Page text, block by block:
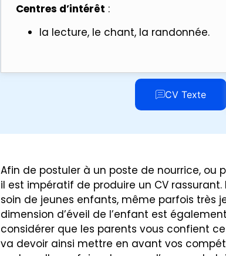
CV Texte
Centres d’intérêt :
la lecture, le chant, la randonnée.
Afin de postuler à un poste de nourrice, ou
il est impératif de produire un CV
soin de jeunes enfants, même parfois très
dimension d’éveil de l’enfant est
considérer que les parents vous confient
va devoir ainsi mettre en avant vos